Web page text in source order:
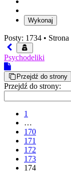
Posty: 1734 • Strona
Psychodeliki
Przejdź do strony
Przejdź do strony:
1
…
170
171
172
173
174